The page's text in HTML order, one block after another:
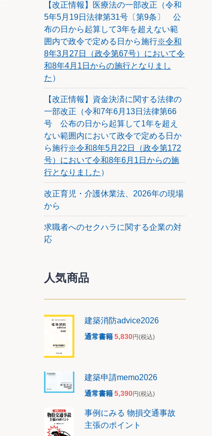
【改正情報】医療法の一部改正（令和
5年5月19日法律第31号〔第9条〕 公
布の日から起算して3年を超えない範
囲内で政令で定める日から施行※令和
8年3月27日（政令第67号）において令
和8年4月1日からの施行となりまし
た ）
【改正情報】資金決済に関する法律の
一部改正（令和7年6月13日法律第66
号 公布の日から起算して1年を超え
ない範囲内において政令で定める日か
ら施行※令和8年5月22日（政令第172
号）において令和8年6月1日からの施
行となりました ）
改正育児・介護休業法、2026年の現場
から
求職者へのセクハラに関する企業の対
応
人気商品
建築消防advice2026
通常書籍5,830円(税込)
建築申請memo2026
通常書籍5,390円(税込)
事例にみる 物損交通事故
主張のポイント